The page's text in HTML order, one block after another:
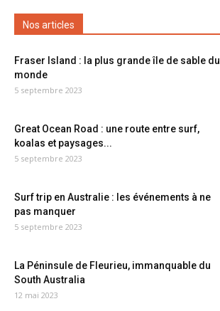
Nos articles
Fraser Island : la plus grande île de sable du
monde
5 septembre 2023
Great Ocean Road : une route entre surf,
koalas et paysages...
5 septembre 2023
Surf trip en Australie : les événements à ne
pas manquer
5 septembre 2023
La Péninsule de Fleurieu, immanquable du
South Australia
12 mai 2023